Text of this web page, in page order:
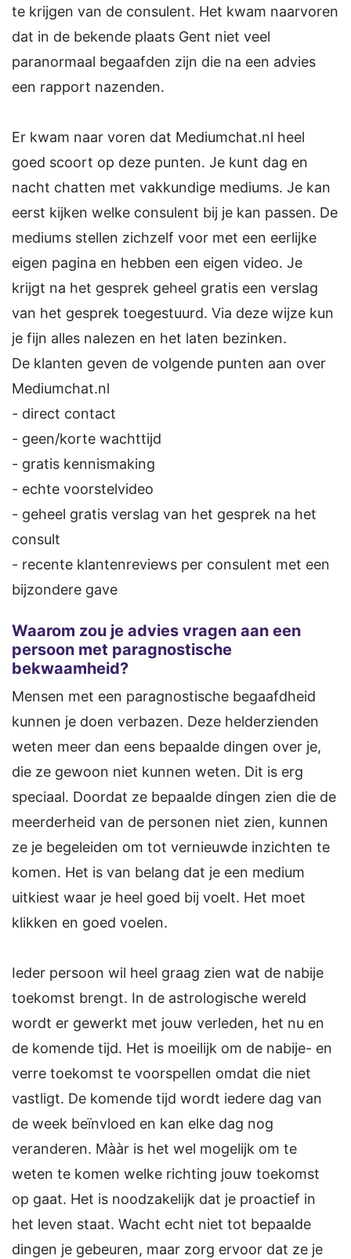
te krijgen van de consulent. Het kwam naarvoren
dat in de bekende plaats Gent niet veel
paranormaal begaafden zijn die na een advies
een rapport nazenden.
Er kwam naar voren dat Mediumchat.nl heel
goed scoort op deze punten. Je kunt dag en
nacht chatten met vakkundige mediums. Je kan
eerst kijken welke consulent bij je kan passen. De
mediums stellen zichzelf voor met een eerlijke
eigen pagina en hebben een eigen video. Je
krijgt na het gesprek geheel gratis een verslag
van het gesprek toegestuurd. Via deze wijze kun
je fijn alles nalezen en het laten bezinken.
De klanten geven de volgende punten aan over
Mediumchat.nl
- direct contact
- geen/korte wachttijd
- gratis kennismaking
- echte voorstelvideo
- geheel gratis verslag van het gesprek na het
consult
- recente klantenreviews per consulent met een
bijzondere gave
Waarom zou je advies vragen aan een
persoon met paragnostische
bekwaamheid?
Mensen met een paragnostische begaafdheid
kunnen je doen verbazen. Deze helderzienden
weten meer dan eens bepaalde dingen over je,
die ze gewoon niet kunnen weten. Dit is erg
speciaal. Doordat ze bepaalde dingen zien die de
meerderheid van de personen niet zien, kunnen
ze je begeleiden om tot vernieuwde inzichten te
komen. Het is van belang dat je een medium
uitkiest waar je heel goed bij voelt. Het moet
klikken en goed voelen.
Ieder persoon wil heel graag zien wat de nabije
toekomst brengt. In de astrologische wereld
wordt er gewerkt met jouw verleden, het nu en
de komende tijd. Het is moeilijk om de nabije- en
verre toekomst te voorspellen omdat die niet
vastligt. De komende tijd wordt iedere dag van
de week beïnvloed en kan elke dag nog
veranderen. Mààr is het wel mogelijk om te
weten te komen welke richting jouw toekomst
op gaat. Het is noodzakelijk dat je proactief in
het leven staat. Wacht echt niet tot bepaalde
dingen je gebeuren, maar zorg ervoor dat ze je